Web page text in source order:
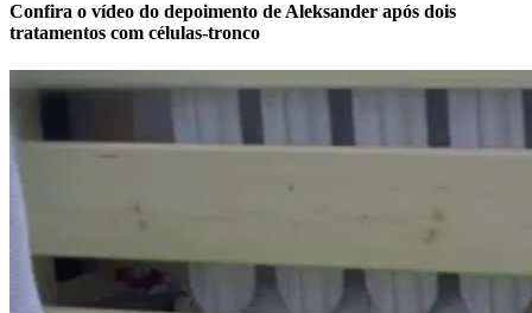
Confira o vídeo do depoimento de Aleksander após dois
tratamentos com células-tronco